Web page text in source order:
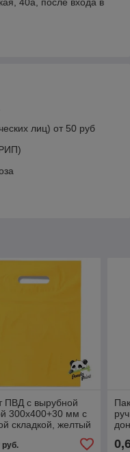
лиц) от 50 руб
ПВД с вырубной
300х400+30 мм с
складкой, желтый
руб.